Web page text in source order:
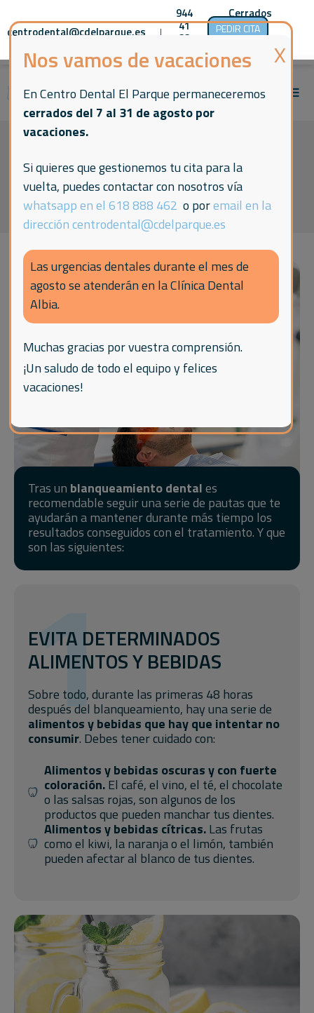
centrodental@cdelparque.es |
944
41
33 |
Cerrados
hasta el
día 1 de
septiembre
|
Consejos tras un
blanqueamiento dental
Tras un blanqueamiento dentales
recomendable seguir una serie de pautas que te
ayudarán a mantener durante más tiempo los
resultados conseguidos con el tratamiento. Y que
son las siguientes:
1
EVITA DETERMINADOS
ALIMENTOS Y BEBIDAS
Sobre todo, durante las primeras 48 horas
después del blanqueamiento, hay una serie de
alimentos y bebidas que hay que intentar no
consumir. Debes tener cuidado con:
Alimentos y bebidas oscuras y con fuerte
coloración.El café, el vino, el té, el chocolate
o las salsas rojas, son algunos de los
productos que pueden manchar tus dientes.
Alimentos y bebidas cítricas.Las frutas
como el kiwi, la naranja o el limón, también
pueden afectar al blanco de tus dientes.
PEDIR CITA
Nos vamos de vacaciones
En Centro Dental El Parque permaneceremos
cerrados del 7 al 31 de agosto por
vacaciones.
Si quieres que gestionemos tu cita para la
vuelta, puedes contactar con nosotros vía
whatsapp en el 618 888 462 o poremail en la
dirección centrodental@cdelparque.es
Las urgencias dentales durante el mes de
agosto se atenderán en la Clínica Dental
Albia.
Muchas gracias por vuestra comprensión.
¡Un saludo de todo el equipo y felices
vacaciones!